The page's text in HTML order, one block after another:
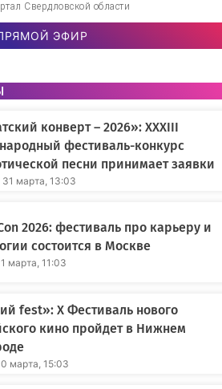
Свердловской области
ЭФИР
конверт – 2026»: XXXIII
фестиваль-конкурс
песни принимает заявки
марта, 13:03
2026: фестиваль про карьеру и
состоится в Москве
марта, 11:03
fest»: X Фестиваль нового
кино пройдет в Нижнем
марта, 15:03